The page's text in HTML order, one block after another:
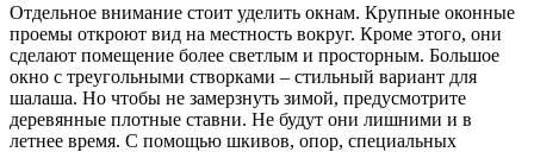
Отдельное внимание стоит уделить окнам. Крупные оконные
проемы откроют вид на местность вокруг. Кроме этого, они
сделают помещение более светлым и просторным. Большое
окно с треугольными створками – стильный вариант для
шалаша. Но чтобы не замерзнуть зимой, предусмотрите
деревянные плотные ставни. Не будут они лишними и в
летнее время. С помощью шкивов, опор, специальных